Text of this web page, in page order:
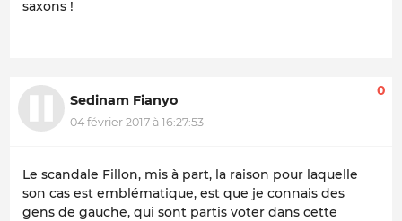
saxons !
Sedinam Fianyo
04 février 2017 à 16:27:53
0
Le scandale Fillon, mis à part, la raison pour laquelle
son cas est emblématique, est que je connais des
gens de gauche, qui sont partis voter dans cette